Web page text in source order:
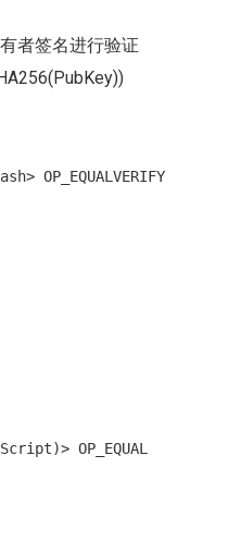
者签名进行验证
OP_EQUALVERIFY
OP_HASH160 <Hash160(redeemScript)> OP_EQUAL